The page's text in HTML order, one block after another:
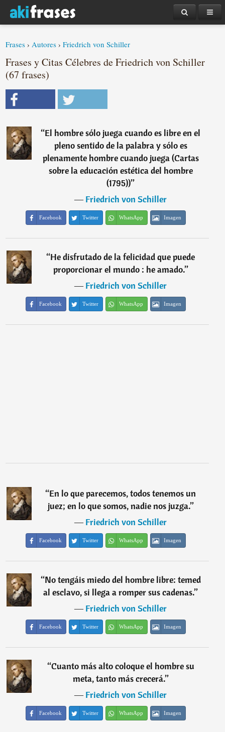
Frases ›Autores ›Friedrich von Schiller
Frases y Citas Célebres de Friedrich von Schiller
(67 frases)
“El hombre sólo juega cuando es libre en el
pleno sentido de la palabra y sólo es
plenamente hombre cuando juega (Cartas
sobre la educación estética del hombre
(1795))”
―Friedrich von Schiller
Facebook Twitter WhatsApp Imagen
“He disfrutado de la felicidad que puede
proporcionar el mundo : he amado.”
―Friedrich von Schiller
Facebook Twitter WhatsApp Imagen
“En lo que parecemos, todos tenemos un
juez; en lo que somos, nadie nos juzga.”
―Friedrich von Schiller
Facebook Twitter WhatsApp Imagen
“No tengáis miedo del hombre libre: temed
al esclavo, si llega a romper sus cadenas.”
―Friedrich von Schiller
Facebook Twitter WhatsApp Imagen
“Cuanto más alto coloque el hombre su
meta, tanto más crecerá.”
―Friedrich von Schiller
Facebook Twitter WhatsApp Imagen